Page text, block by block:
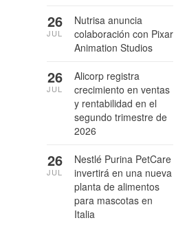
Nutrisa anuncia
colaboración con Pixar
Animation Studios
26
JUL
Alicorp registra
crecimiento en ventas
y rentabilidad en el
segundo trimestre de
2026
26
JUL
Nestlé Purina PetCare
invertirá en una nueva
planta de alimentos
para mascotas en
Italia
26
JUL